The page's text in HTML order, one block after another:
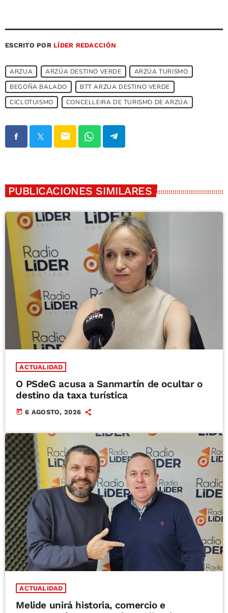
ESCRITO POR LÍDER REDACCIÓN
ARZUA ARZÚA DESTINO VERDE
ARZÚA TURISMO
BEGOÑA BALADO
BTT ARZUA DESTINO VERDE
CICLOTUISMO
CONCELLEIRA DE TURISMO DE ARZÚA
email
PUBLICACIONES SIMILARES
ACTUALIDAD
O PSdeG acusa a Sanmartín de ocultar o
destino da taxa turística
today 6 AGOSTO, 2026
ACTUALIDAD
Melide unirá historia, comercio e